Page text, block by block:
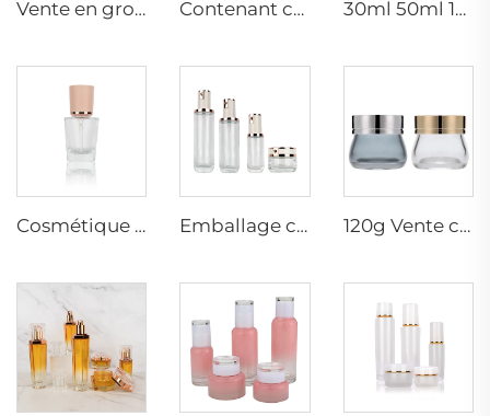
Vente en gros Flacon d'huile essentielleambre échantillon de parfum bouteilles petite capacité emballage en verre compte-gouttes conteneur Contenant cylindrique usine 30g 50g 30ml 100ml 120ml bouchon bambou emballage cosmétique pour soins de la peau en verre 30ml 50ml 120ml bouteille en verre de luxe, conteneur en verre cosmétique transparent, bouteille en verre pulvérisateur, ensemble de bouteilles en verre, bouteilles cosmétiques
Cosmétique personnalisé 30ml bouteilles en verre rondes pour fondation/sérum vides emballage de maquillage soin personnel Emballage cosmétique vide, bouteille tonique visage, flacon sérum, conteneur de lotion, bouteilles et pots d'emballage pour soins de la peau 120g Vente chaude pot en forme d'œuf pour crème corporelle, conteneur de gommage pour le corps, emballage cosmétique en verre, pot pour masque facial